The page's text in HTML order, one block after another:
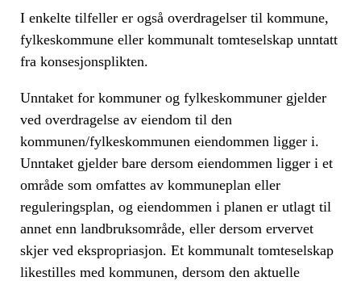
I enkelte tilfeller er også overdragelser til kommune,
fylkeskommune eller kommunalt tomteselskap unntatt
fra konsesjonsplikten.
Unntaket for kommuner og fylkeskommuner gjelder
ved overdragelse av eiendom til den
kommunen/fylkeskommunen eiendommen ligger i.
Unntaket gjelder bare dersom eiendommen ligger i et
område som omfattes av kommuneplan eller
reguleringsplan, og eiendommen i planen er utlagt til
annet enn landbruksområde, eller dersom ervervet
skjer ved ekspropriasjon. Et kommunalt tomteselskap
likestilles med kommunen, dersom den aktuelle